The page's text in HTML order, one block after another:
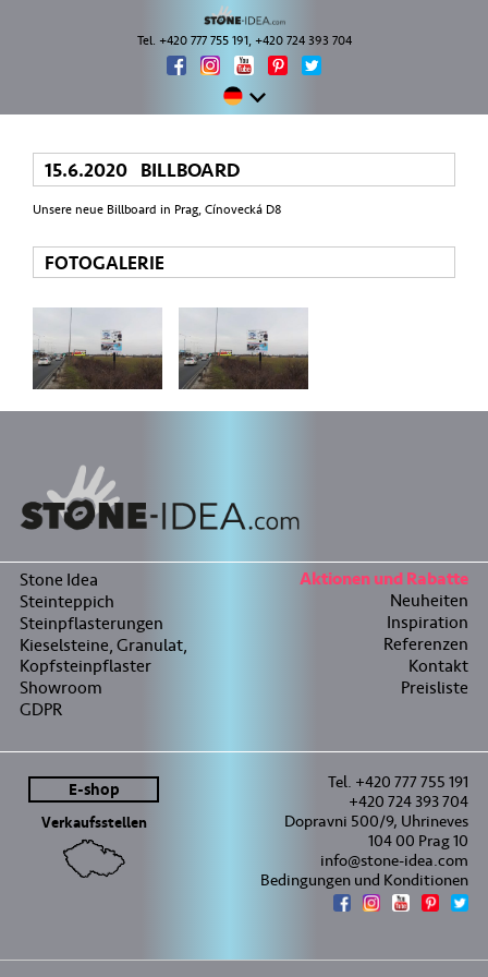
Tel. +420 777 755 191, +420 724 393 704
15.6.2020 BILLBOARD
Unsere neue Billboard in Prag, Cínovecká D8
FOTOGALERIE
Stone Idea
Steinteppich
Steinpflasterungen
Kieselsteine, Granulat,
Kopfsteinpflaster
Showroom
GDPR
Aktionen und Rabatte
Neuheiten
Inspiration
Referenzen
Kontakt
Preisliste
E-shop
Verkaufsstellen
Tel. +420 777 755 191
+420 724 393 704
Dopravni 500/9, Uhrineves
104 00 Prag 10
info@stone-idea.com
Bedingungen und Konditionen